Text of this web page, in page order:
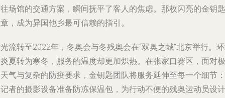
场馆的交通方案，瞬间抚平了客人的焦虑。那枚闪亮的金钥匙
，成为异国他乡最可信赖的指引。
流转至2022年，冬奥会与冬残奥会在“双奥之城”北京举行。
夏转为寒冬，服务的温度却更加炽热。在张家口赛区，面对极
气与复杂的防疫要求，金钥匙团队将服务延伸至每一个细节：
者的摄影设备准备防冻保温包，为行动不便的残奥运动员设计